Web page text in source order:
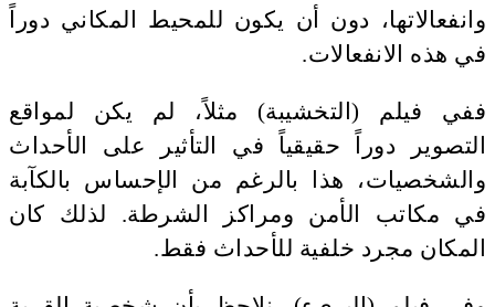
وانفعالاتها، دون أن يكون للمحيط المكاني دوراً
في هذه الانفعالات.
ففي فيلم (التخشيبة) مثلاً، لم يكن لمواقع
التصوير دوراً حقيقياً في التأثير على الأحداث
والشخصيات، هذا بالرغم من الإحساس بالكآبة
في مكاتب الأمن ومراكز الشرطة. لذلك كان
المكان مجرد خلفية للأحداث فقط.